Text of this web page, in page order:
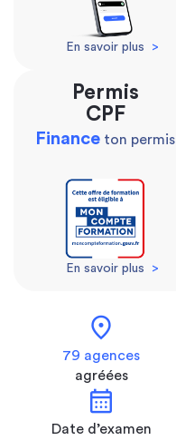
En savoir plus >
Permis
CPF
Finance ton permis
En savoir plus >
location_on
79 agences
agréées
calendar_month
Date d’examen